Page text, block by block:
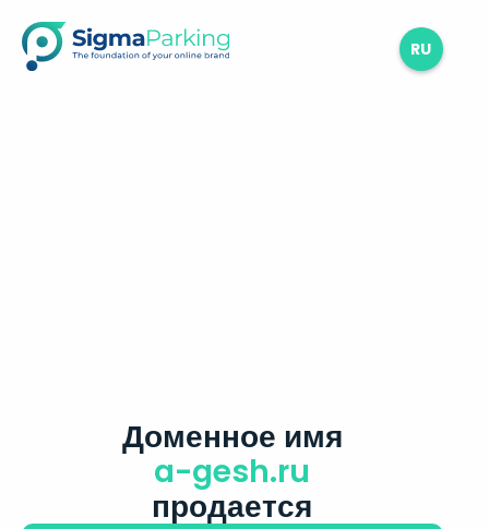
RU
Доменное имя
a-gesh.ru
продается